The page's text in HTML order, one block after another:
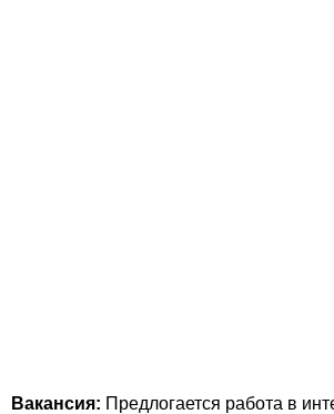
Вакансия: Предлогается работа в